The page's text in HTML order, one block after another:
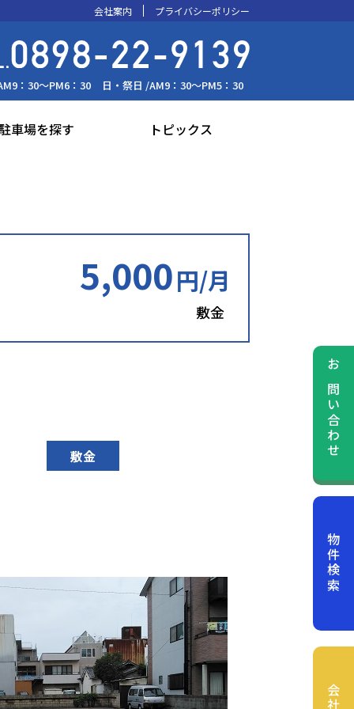
会社案内 プライバシーポリシー
：30～PM6：30 日・祭日 /AM9：30～PM5：30
車場を探す トピックス
5,000円/月
敷金
敷金 お問い合わせ
物件検索